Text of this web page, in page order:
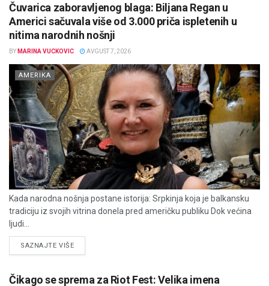
Čuvarica zaboravljenog blaga: Biljana Regan u
Americi sačuvala više od 3.000 priča ispletenih u
nitima narodnih nošnji
BY MARINA VUCKOVIC AVGUST 7, 2026
AMERIKA
Kada narodna nošnja postane istorija: Srpkinja koja je balkansku
tradiciju iz svojih vitrina donela pred američku publiku Dok većina
ljudi...
SAZNAJTE VIŠEDETAILS
Čikago se sprema za Riot Fest: Velika imena